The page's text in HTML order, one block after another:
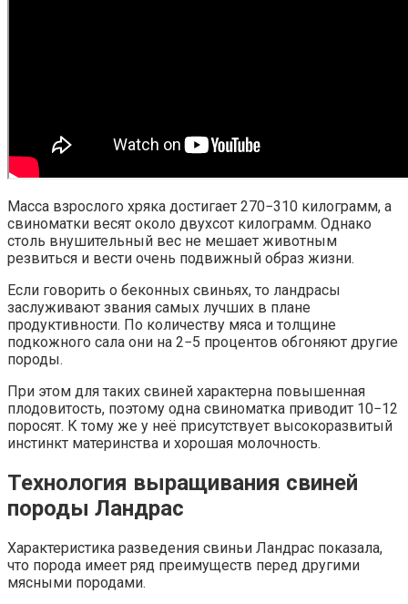
Масса взрослого хряка достигает 270−310 килограмм, а
свиноматки весят около двухсот килограмм. Однако
столь внушительный вес не мешает животным
резвиться и вести очень подвижный образ жизни.
Если говорить о беконных свиньях, то ландрасы
заслуживают звания самых лучших в плане
продуктивности. По количеству мяса и толщине
подкожного сала они на 2−5 процентов обгоняют другие
породы.
При этом для таких свиней характерна повышенная
плодовитость, поэтому одна свиноматка приводит 10−12
поросят. К тому же у неё присутствует высокоразвитый
инстинкт материнства и хорошая молочность.
Технология выращивания свиней
породы Ландрас
Характеристика разведения свиньи Ландрас показала,
что порода имеет ряд преимуществ перед другими
мясными породами.